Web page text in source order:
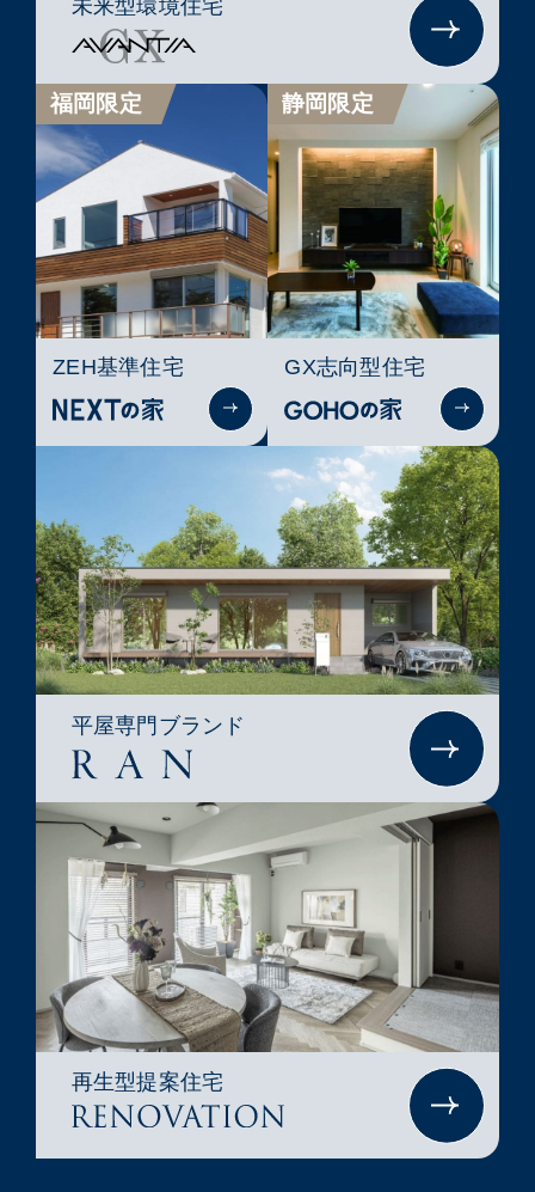
未来型環境住宅
ZEH基準住宅
福岡限定
GX志向型住宅
静岡限定
平屋専門ブランド
再生型提案住宅